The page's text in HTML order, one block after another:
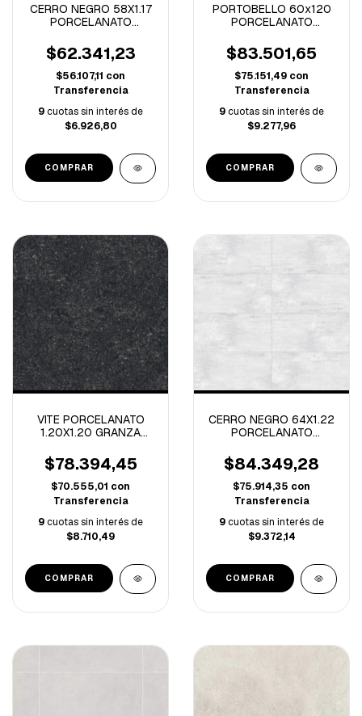
CERRO NEGRO 58X1.17
PORCELANATO
RECT. -1.35M/C
$62.341,23
$56.107,11 con
Transferencia
9cuotas sin interés de
$6.926,80
PORTOBELLO 60x120
PORCELANATO
RECTIFICADO -1.43
$83.501,65
$75.151,49 con
Transferencia
9cuotas sin interés de
$9.277,96
VITE PORCELANATO
1.20X1.20 GRANZA
-1.44M/C
$78.394,45
$70.555,01 con
Transferencia
9cuotas sin interés de
$8.710,49
CERRO NEGRO 64X1.22
PORCELANATO
NATURAL.-2.34M/C
$84.349,28
$75.914,35 con
Transferencia
9cuotas sin interés de
$9.372,14